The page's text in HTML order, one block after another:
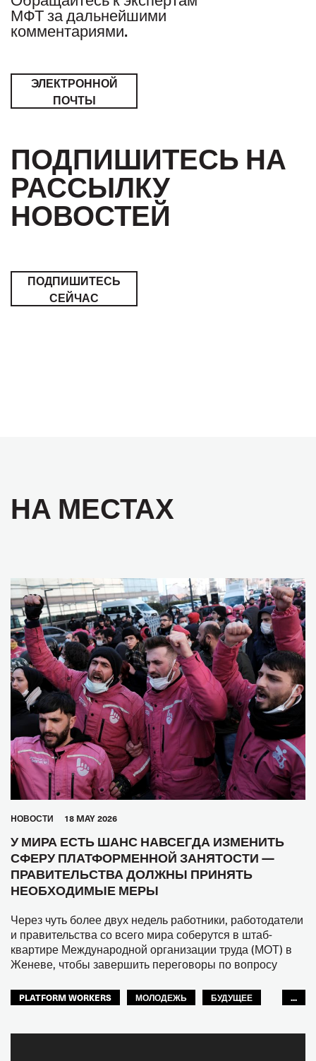
МФТ за дальнейшими
комментариями.
ЭЛЕКТРОННОЙ
ПОЧТЫ
ПОДПИШИТЕСЬ НА
РАССЫЛКУ
НОВОСТЕЙ
ПОДПИШИТЕСЬ
СЕЙЧАС
НА МЕСТАХ
HОВОСТИ 18 MAY 2026
У МИРА ЕСТЬ ШАНС НАВСЕГДА ИЗМЕНИТЬ
СФЕРУ ПЛАТФОРМЕННОЙ ЗАНЯТОСТИ —
ПРАВИТЕЛЬСТВА ДОЛЖНЫ ПРИНЯТЬ
НЕОБХОДИМЫЕ МЕРЫ
Через чуть более двух недель работники, работодатели
и правительства со всего мира соберутся в штаб-
квартире Международной организации труда (МОТ) в
Женеве, чтобы завершить переговоры по вопросу
PLATFORM WORKERS МОЛОДЕЖЬ
БУДУЩЕЕ
...